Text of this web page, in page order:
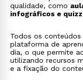
qualidade, como
infográficos e
Todos os
plataforma de
dia, o que permite
utilizando recursos
e a fixação do